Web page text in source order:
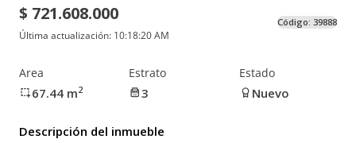
$ 721.608.000
Última actualización: 10:18:20 AM
Código: 39888
Area
67.44 m2
Estrato
3
Estado
Nuevo
Descripción del inmueble